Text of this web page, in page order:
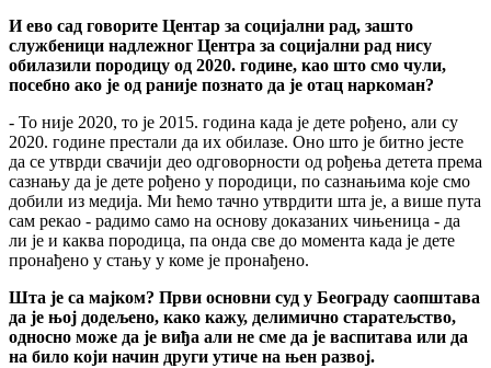
И ево сад говорите Центар за социјални рад, зашто
службеници надлежног Центра за социјални рад нису
обилазили породицу од 2020. године, као што смо чули,
посебно ако је од раније познато да је отац наркоман?
- То није 2020, то је 2015. година када је дете рођено, али су
2020. године престали да их обилазе. Оно што је битно јесте
да се утврди свачији део одговорности од рођења детета према
сазнању да је дете рођено у породици, по сазнањима које смо
добили из медија. Ми ћемо тачно утврдити шта је, а више пута
сам рекао - радимо само на основу доказаних чињеница - да
ли је и каква породица, па онда све до момента када је дете
пронађено у стању у коме је пронађено.
Шта је са мајком? Први основни суд у Београду саопштава
да је њој додељено, како кажу, делимично старатељство,
односно може да је виђа али не сме да је васпитава или да
на било који начин други утиче на њен развој.